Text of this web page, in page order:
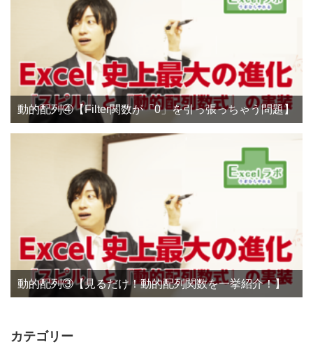
動的配列④【Filter関数が「0」を引っ張っちゃう問題】
動的配列③【見るだけ！動的配列関数を一挙紹介！】
カテゴリー